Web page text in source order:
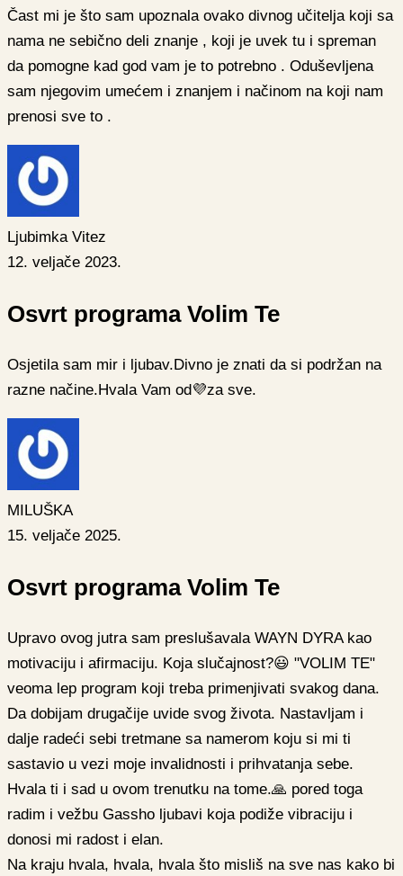
Čast mi je što sam upoznala ovako divnog učitelja koji sa
nama ne sebično deli znanje , koji je uvek tu i spreman
da pomogne kad god vam je to potrebno . Oduševljena
sam njegovim umećem i znanjem i načinom na koji nam
prenosi sve to .
Ljubimka Vitez
12. veljače 2023.
Osvrt programa Volim Te
Osjetila sam mir i ljubav.Divno je znati da si podržan na
razne načine.Hvala Vam od💜za sve.
MILUŠKA
15. veljače 2025.
Osvrt programa Volim Te
Upravo ovog jutra sam preslušavala WAYN DYRA kao
motivaciju i afirmaciju. Koja slučajnost?😃 "VOLIM TE"
veoma lep program koji treba primenjivati svakog dana.
Da dobijam drugačije uvide svog života. Nastavljam i
dalje radeći sebi tretmane sa namerom koju si mi ti
sastavio u vezi moje invalidnosti i prihvatanja sebe.
Hvala ti i sad u ovom trenutku na tome.🙏 pored toga
radim i vežbu Gassho ljubavi koja podiže vibraciju i
donosi mi radost i elan.
Na kraju hvala, hvala, hvala što misliš na sve nas kako bi